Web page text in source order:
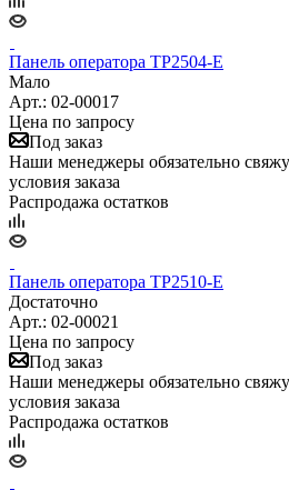
Панель оператора TP2504-E
Мало
Арт.: 02-00017
Цена по запросу
Под заказ
Наши менеджеры обязательно
условия заказа
Распродажа остатков
Панель оператора TP2510-E
Достаточно
Арт.: 02-00021
Цена по запросу
Под заказ
Наши менеджеры обязательно
условия заказа
Распродажа остатков